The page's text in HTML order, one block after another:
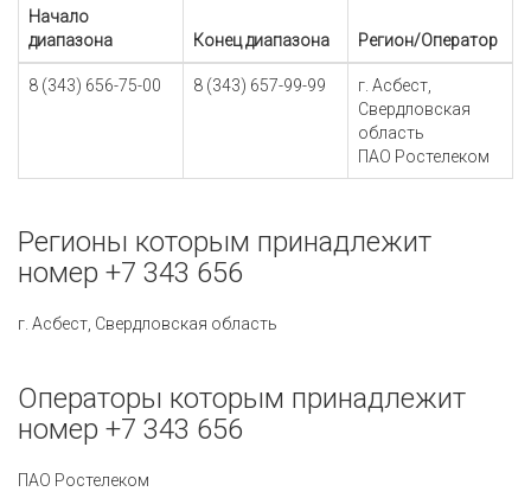
Начало
диапазона
Конец диапазона Регион/Оператор
8 (343) 656-75-00 8 (343) 657-99-99
г. Асбест,
Свердловская
область
ПАО Ростелеком
Регионы которым принадлежит
номер +7 343 656
г. Асбест, Свердловская область
Операторы которым принадлежит
номер +7 343 656
ПАО Ростелеком